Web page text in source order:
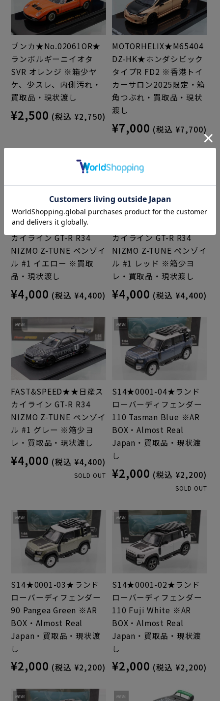
ブンカ★No.02061OR★
ランボルギーニイオタ
SVR オレンジ ※箱少ヤ
ケ、少スレ、内側汚れ・
買取品・現状渡し
¥2,500 (税込 ¥2,750)
MOTORHELIX★M65404
DZ-HK★ホンダシビック
タイプR FD2 ※香港トイ
カーサロン2025限定・箱
角つぶれ・買取品・現状
渡し
¥7,000 (税込 ¥7,700)
FAST&SPEED★★日産ス
カイライン GT-R R34
NIZMO Z-TUNE ペンゾイ
ル #1 イエロー ※買取
品・現状渡し
¥4,000 (税込 ¥4,400)
カイライン GT-R R34
NIZMO Z-TUNE ペンゾイ
ル #1 レッド ※箱少ヨ
レ・買取品・現状渡し
¥4,000 (税込 ¥4,400)
FAST&SPEED★★日産ス
カイライン GT-R R34
NIZMO Z-TUNE ペンゾイ
ル #1 グレー ※箱少ヨ
レ・買取品・現状渡し
¥4,000 (税込 ¥4,400)
SOLD OUT
S14★0001-04★ランド
ローバーディフェンダー
110 Tasman Blue ※AR
BOX・Almost Real
Japan・買取品・現状渡
し
¥2,000 (税込 ¥2,200)
SOLD OUT
S14★0001-03★ランド
ローバーディフェンダー
90 Pangea Green ※AR
BOX・Almost Real
Japan・買取品・現状渡
し
¥2,000 (税込 ¥2,200)
S14★0001-02★ランド
ローバーディフェンダー
110 Fuji White ※AR
BOX・Almost Real
Japan・買取品・現状渡
し
¥2,000 (税込 ¥2,200)